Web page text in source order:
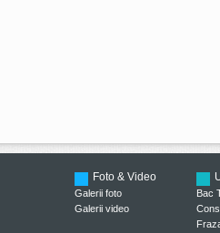
Foto & Video
Galerii foto
Galerii video
Bac